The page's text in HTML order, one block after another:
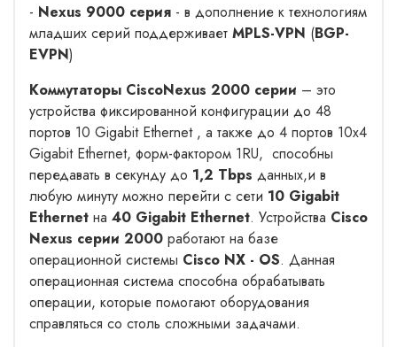
- Nexus 9000 серия - в дополнение к технологиям
младших серий поддерживает MPLS-VPN (BGP-
EVPN)
Коммутаторы CiscoNexus 2000 серии – это
устройства фиксированной конфигурации до 48
портов 10 Gigabit Ethernet , а также до 4 портов 10х4
Gigabit Ethernet, форм-фактором 1RU, способны
передавать в секунду до 1,2 Tbps данных,и в
любую минуту можно перейти с сети 10 Gigabit
Ethernet на 40 Gigabit Ethernet. Устройства Cisco
Nexus серии 2000 работают на базе
операционной системы Cisco NX - OS. Данная
операционная система способна обрабатывать
операции, которые помогают оборудования
справляться со столь сложными задачами.